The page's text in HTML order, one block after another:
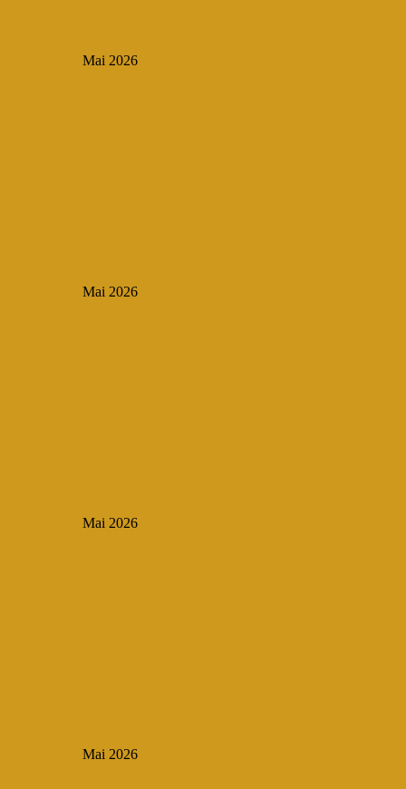
Mai 2026
Mai 2026
Mai 2026
Mai 2026